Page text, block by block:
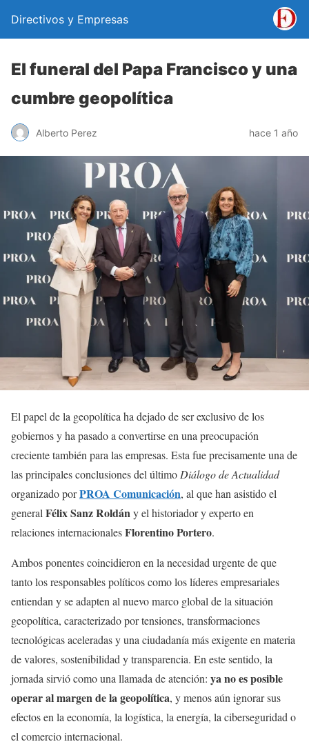
Directivos y Empresas
El funeral del Papa Francisco y una
cumbre geopolítica
Alberto Perez hace 1 año
El papel de la geopolítica ha dejado de ser exclusivo de los
gobiernos y ha pasado a convertirse en una preocupación
creciente también para las empresas. Esta fue precisamente una de
las principales conclusiones del último Diálogo de Actualidad
organizado porPROA Comunicación, al que han asistido el
general Félix Sanz Roldány el historiador y experto en
relaciones internacionalesFlorentino Portero.
Ambos ponentes coincidieron en la necesidad urgente de que
tanto los responsables políticos como los líderes empresariales
entiendan y se adapten al nuevo marco global de la situación
geopolítica, caracterizado por tensiones, transformaciones
tecnológicas aceleradas y una ciudadanía más exigente en materia
de valores, sostenibilidad y transparencia. En este sentido, la
jornada sirvió como una llamada de atención: ya no es posible
operar al margen de la geopolítica, y menos aún ignorar sus
efectos en la economía, la logística, la energía, la ciberseguridad o
el comercio internacional.